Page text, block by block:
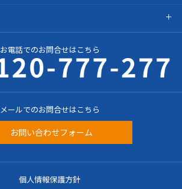
お電話でのお問合せはこちら
メールでのお問合せはこちら
お問い合わせフォーム
個人情報保護方針